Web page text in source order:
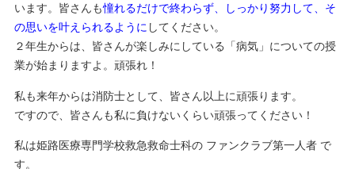
います。皆さんも憧れるだけで終わらず、しっかり努力して、そ
の思いを叶えられるように してください。
２年生からは、皆さんが楽しみにしている「病気」についての授
業が始まりますよ。頑張れ！
私も来年からは消防士として、皆さん以上に頑張ります。
ですので、皆さんも私に負けないくらい頑張ってください！
私は姫路医療専門学校救急救命士科の ファンクラブ第一人者 で
す。